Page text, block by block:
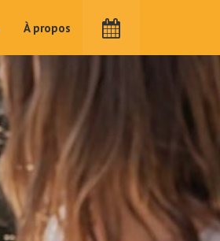
À propos